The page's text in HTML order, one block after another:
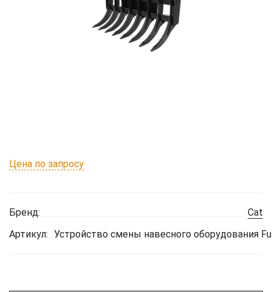
Цена по запросу
Бренд:
Cat
Артикул: Устройство смены навесного оборудования